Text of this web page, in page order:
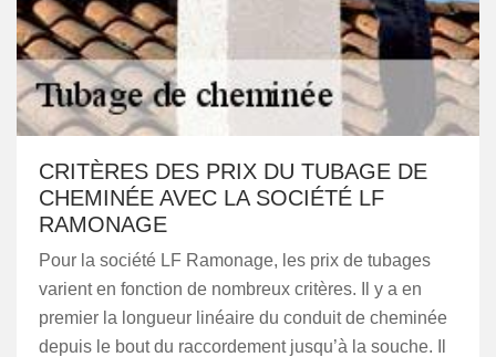
CRITÈRES DES PRIX DU TUBAGE DE
CHEMINÉE AVEC LA SOCIÉTÉ LF
RAMONAGE
Pour la société LF Ramonage, les prix de tubages
varient en fonction de nombreux critères. Il y a en
premier la longueur linéaire du conduit de cheminée
depuis le bout du raccordement jusqu’à la souche. Il